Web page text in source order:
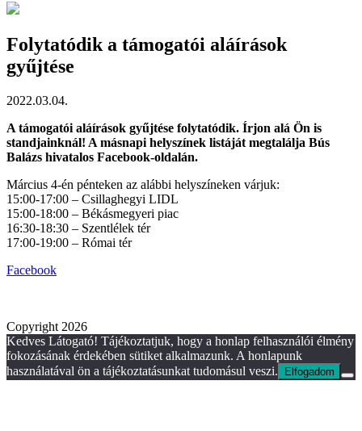
Folytatódik a támogatói aláírások
gyűjtése
2022.03.04.
A támogatói aláírások gyűjtése folytatódik. Írjon alá Ön is
standjainknál! A másnapi helyszínek listáját megtalálja Bús
Balázs hivatalos Facebook-oldalán.
Március 4-én pénteken az alábbi helyszíneken várjuk:
15:00-17:00 – Csillaghegyi LIDL
15:00-18:00 – Békásmegyeri piac
16:30-18:30 – Szentlélek tér
17:00-19:00 – Római tér
Facebook
Copyright 2026
Kedves Látogató! Tájékoztatjuk, hogy a honlap felhasználói élmény
fokozásának érdekében sütiket alkalmazunk. A honlapunk
használatával ön a tájékoztatásunkat tudomásul veszi.
Elfogadom